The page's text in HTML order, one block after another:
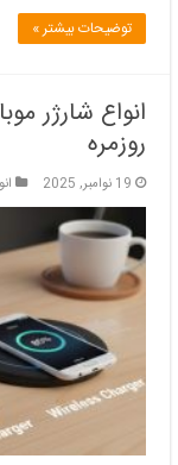
توضیحات بیشتر »
انواع شارژر
روزمره
19 نوامبر, 2025